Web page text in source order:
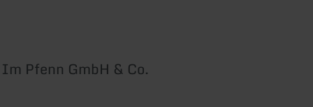
Pfenn GmbH & Co.